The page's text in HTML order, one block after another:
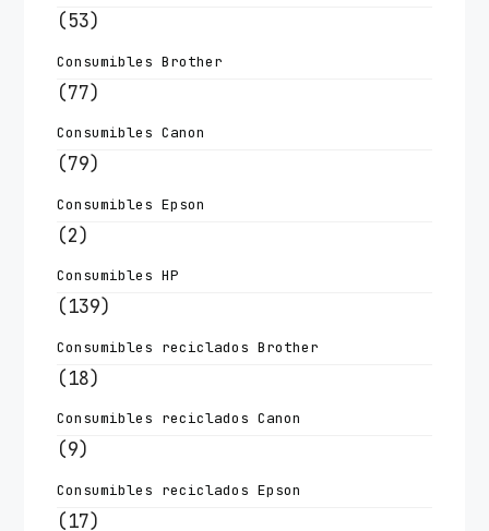
(53)
Consumibles Brother
(77)
Consumibles Canon
(79)
Consumibles Epson
(2)
Consumibles HP
(139)
Consumibles reciclados Brother
(18)
Consumibles reciclados Canon
(9)
Consumibles reciclados Epson
(17)